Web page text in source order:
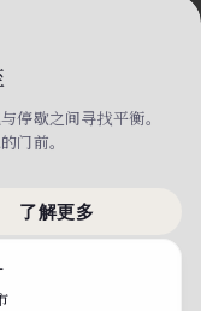
停歇之间寻找平衡。
门前。
了解更多